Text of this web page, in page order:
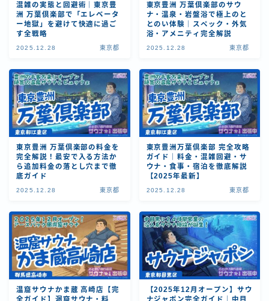
混雑の実態と回避術｜東京豊
洲 万葉倶楽部で「エレベータ
ー地獄」を避けて快適に過ご
す全戦略
2025.12.28 東京都
東京豊洲 万葉倶楽部のサウ
ナ・温泉・岩盤浴で極上のと
とのい体験｜スペック・外気
浴・アメニティ完全解説
2025.12.28 東京都
東京豊洲 万葉倶楽部の料金を
完全解説！最安で入る方法か
ら追加料金の落とし穴まで徹
底ガイド
2025.12.28 東京都
東京豊洲万葉倶楽部 完全攻略
ガイド｜料金・混雑回避・サ
ウナ・食事・宿泊を徹底解説
【2025年最新】
2025.12.28 東京都
温窟サウナかま蔵 高崎店【完
全ガイド】洞窟サウナ・料
【2025年12月オープン】サウ
ナジャポン完全ガイド｜中目